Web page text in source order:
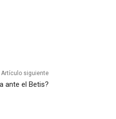
Artículo siguiente
ante el Betis?